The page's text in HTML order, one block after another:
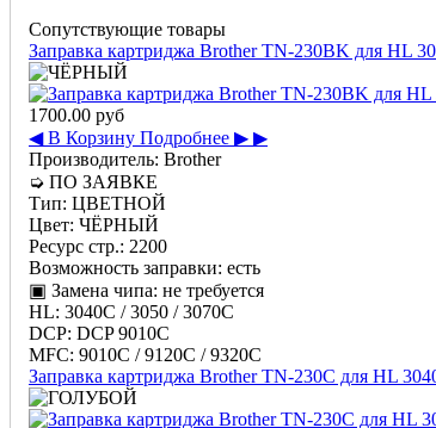
Сопутствующие товары
Заправка картриджа Brother TN-230BK для HL
1700.00 руб
◀ В Корзину Подробнее ▶ ▶
Производитель: Brother
➭ ПО ЗАЯВКЕ
Тип: ЦВЕТНОЙ
Цвет: ЧЁРНЫЙ
Ресурс стр.: 2200
Возможность заправки: есть
▣ Замена чипа: не требуется
HL: 3040C / 3050 / 3070C
DCP: DCP 9010C
MFC: 9010C / 9120C / 9320C
Заправка картриджа Brother TN-230C для HL